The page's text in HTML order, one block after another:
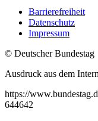
Barrierefreiheit
Datenschutz
Impressum
© Deutscher Bundestag
Ausdruck aus dem
https://
644642